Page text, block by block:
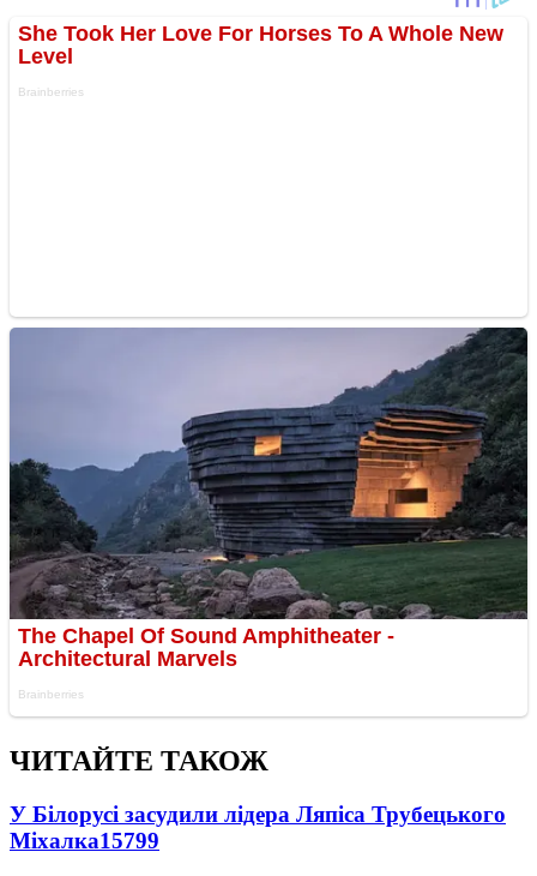
ЧИТАЙТЕ ТАКОЖ
У Білорусі засудили лідера Ляпіса Трубецького
Міхалка15799